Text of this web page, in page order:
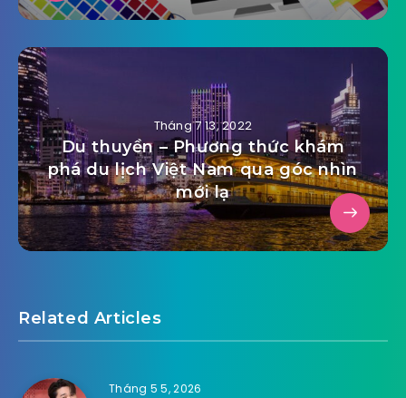
Tháng 7 13, 2022
Du thuyền – Phương thức khám
phá du lịch Việt Nam qua góc nhìn
mới lạ
Related Articles
Tháng 5 5, 2026